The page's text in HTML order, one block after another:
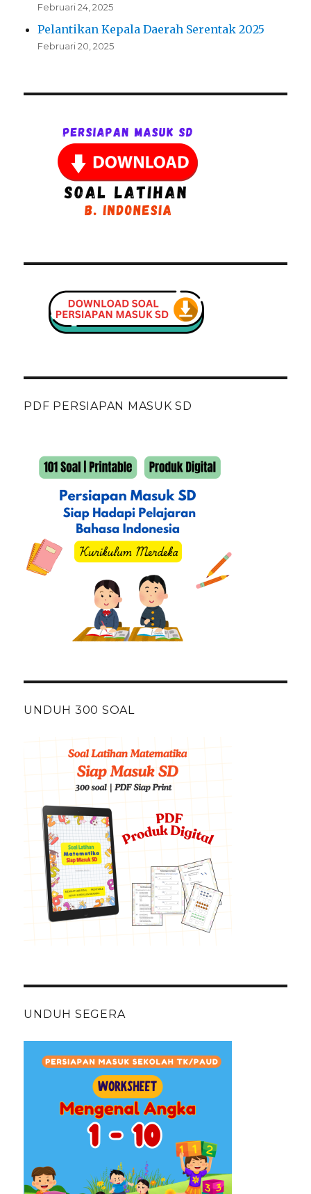
Februari 24, 2025
Pelantikan Kepala Daerah Serentak 2025
Februari 20, 2025
PDF PERSIAPAN MASUK SD
UNDUH 300 SOAL
UNDUH SEGERA